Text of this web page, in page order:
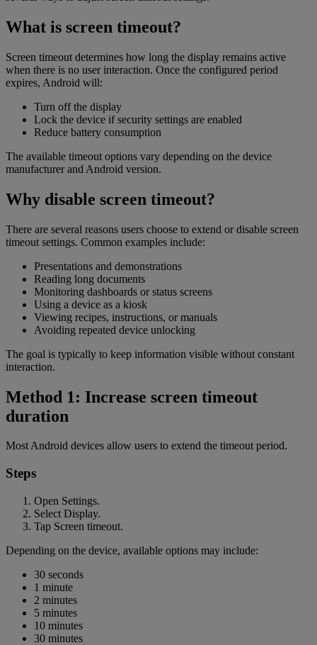
What is screen timeout?
Screen timeout determines how long the display remains active
when there is no user interaction. Once the configured period
expires, Android will:
Turn off the display
Lock the device if security settings are enabled
Reduce battery consumption
The available timeout options vary depending on the device
manufacturer and Android version.
Why disable screen timeout?
There are several reasons users choose to extend or disable screen
timeout settings. Common examples include:
Presentations and demonstrations
Reading long documents
Monitoring dashboards or status screens
Using a device as a kiosk
Viewing recipes, instructions, or manuals
Avoiding repeated device unlocking
The goal is typically to keep information visible without constant
interaction.
Method 1: Increase screen timeout
duration
Most Android devices allow users to extend the timeout period.
Steps
Open Settings.
Select Display.
Tap Screen timeout.
Depending on the device, available options may include:
30 seconds
1 minute
2 minutes
5 minutes
10 minutes
30 minutes